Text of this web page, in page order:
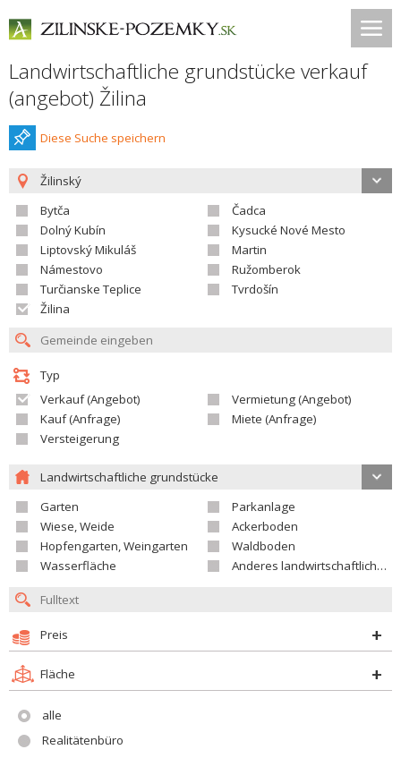
Landwirtschaftliche grundstücke verkauf
(angebot) Žilina
Diese Suche speichern
Žilinský
Bytča
Čadca
Dolný Kubín
Kysucké Nové Mesto
Liptovský Mikuláš
Martin
Námestovo
Ružomberok
Turčianske Teplice
Tvrdošín
Žilina
Typ
Verkauf (Angebot)
Vermietung (Angebot)
Kauf (Anfrage)
Miete (Anfrage)
Versteigerung
Landwirtschaftliche grundstücke
Garten
Parkanlage
Wiese, Weide
Ackerboden
Hopfengarten, Weingarten
Waldboden
Wasserfläche
Anderes landwirtschaftliches Grundstück
Preis
Fläche
alle
Realitätenbüro